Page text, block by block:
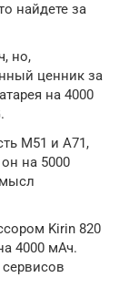
найдете за
но,
ценник за
на 4000
M51 и A71,
на 5000
Kirin 820
4000 мАч.